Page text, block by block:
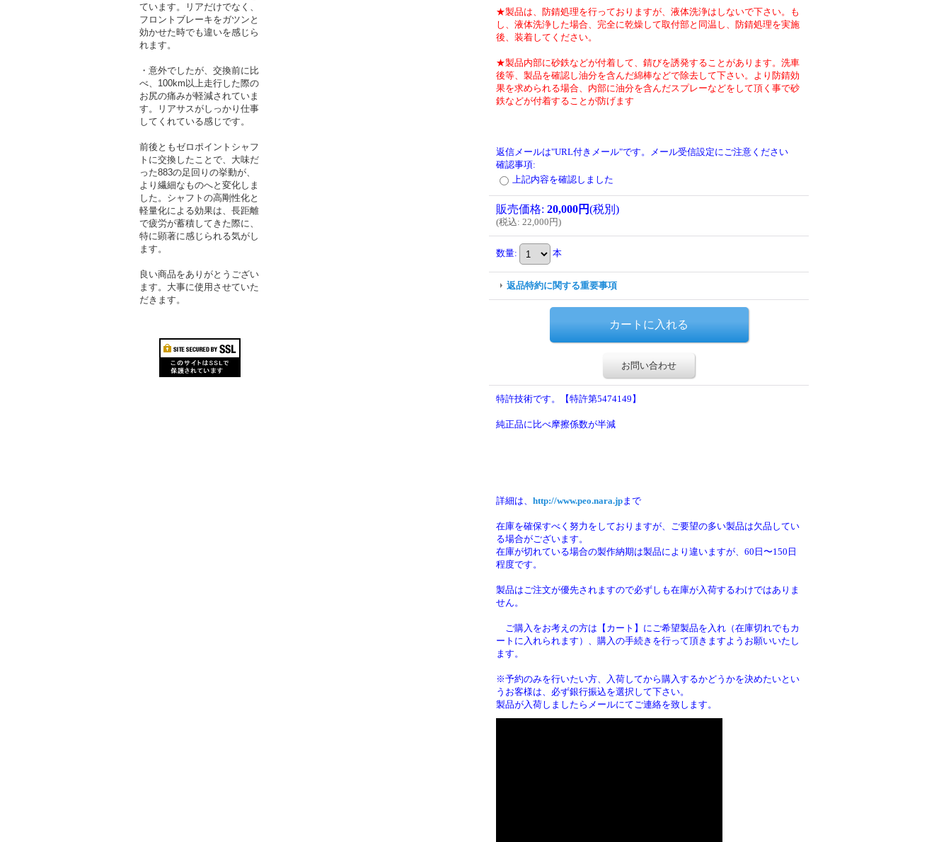
ています。リアだけでなく、
フロントブレーキをガツンと
効かせた時でも違いを感じら
れます。
・意外でしたが、交換前に比
べ、100km以上走行した際の
お尻の痛みが軽減されていま
す。リアサスがしっかり仕事
してくれている感じです。
前後ともゼロポイントシャフ
トに交換したことで、大味だ
った883の足回りの挙動が、
より繊細なものへと変化しま
した。シャフトの高剛性化と
軽量化による効果は、長距離
で疲労が蓄積してきた際に、
特に顕著に感じられる気がし
ます。
良い商品をありがとうござい
ます。大事に使用させていた
だきます。
★製品は、防錆処理を行っておりますが、液体洗浄はしないで下さい。も
し、液体洗浄した場合、完全に乾燥して取付部と同温し、防錆処理を実施
後、装着してください。
★製品内部に砂鉄などが付着して、錆びを誘発することがあります。洗車
後等、製品を確認し油分を含んだ綿棒などで除去して下さい。より防錆効
果を求められる場合、内部に油分を含んだスプレーなどをして頂く事で砂
鉄などが付着することが防げます
返信メールは"URL付きメール"です。メール受信設定にご注意ください
確認事項:
上記内容を確認しました
販売価格: 20,000円(税別)
(税込: 22,000円)
数量: 本
返品特約に関する重要事項
お問い合わせ
特許技術です。【特許第5474149】
純正品に比べ摩擦係数が半減
詳細は、 http://www.peo.nara.jpまで
在庫を確保すべく努力をしておりますが、ご要望の多い製品は欠品してい
る場合がございます。
在庫が切れている場合の製作納期は製品により違いますが、60日〜150日
程度です。
製品はご注文が優先されますので必ずしも在庫が入荷するわけではありま
せん。
ご購入をお考えの方は【カート】にご希望製品を入れ（在庫切れでもカ
ートに入れられます）、購入の手続きを行って頂きますようお願いいたし
ます。
※予約のみを行いたい方、入荷してから購入するかどうかを決めたいとい
うお客様は、必ず銀行振込を選択して下さい。
製品が入荷しましたらメールにてご連絡を致します。